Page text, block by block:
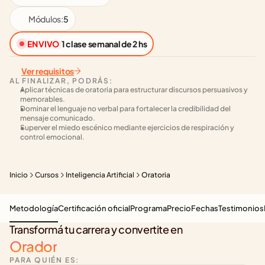
Módulos:5
EN VIVO 1 clase semanal de 2 hs
Ver requisitos
AL FINALIZAR, PODRÁS:
Aplicar técnicas de oratoria para estructurar discursos persuasivos y
memorables.
Dominar el lenguaje no verbal para fortalecer la credibilidad del
mensaje comunicado.
Superver el miedo escénico mediante ejercicios de respiración y
control emocional.
Inicio Cursos Inteligencia Artificial Oratoria
Transformá tu carrera y convertite en
Orador
PARA QUIÉN ES:
MetodologíaCertificación oficialProgramaPrecioFechasTestimonios